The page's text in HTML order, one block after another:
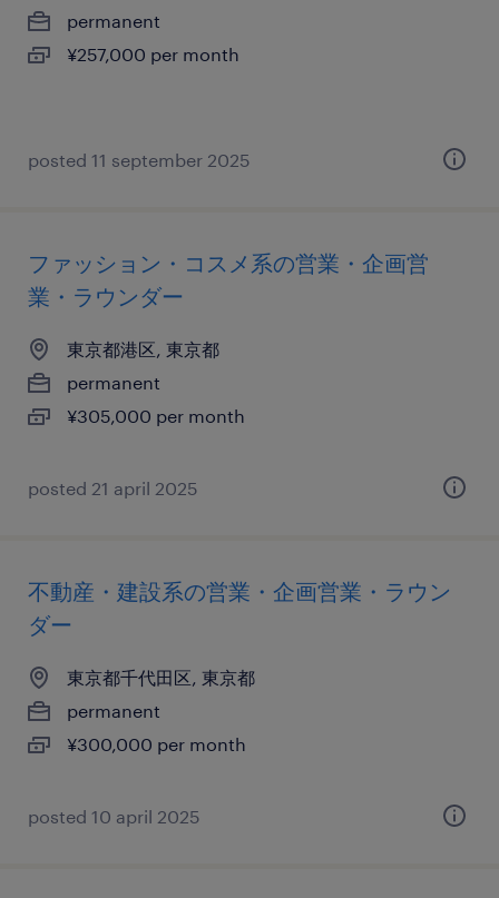
permanent
¥257,000 per month
posted 11 september 2025
ファッション・コスメ系の営業・企画営
業・ラウンダー
東京都港区, 東京都
permanent
¥305,000 per month
posted 21 april 2025
不動産・建設系の営業・企画営業・ラウン
ダー
東京都千代田区, 東京都
permanent
¥300,000 per month
posted 10 april 2025